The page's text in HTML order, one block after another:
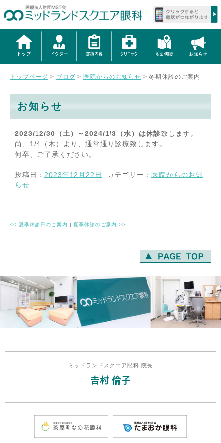
トップページ > ブログ > 医院からのお知らせ > 冬期休診のご案内
お知らせ
2023/12/30（土）～2024/1/3（水）は休診致します。
尚、1/4（木）より、通常通り診療致します。
何卒、ご了承ください。
投稿日： 2023年12月22日 カテゴリー： 医院からのお知
らせ
<< 夏季休診日のご案内 | 夏季休診のご案内 >>
ミッドランドスクエア眼科 院長
𠮷村 倫子